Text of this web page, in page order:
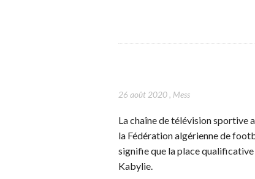
26 août 2020, Mess
La chaîne de télévision sportive
la Fédération algérienne de
signifie que la place
Kabylie.